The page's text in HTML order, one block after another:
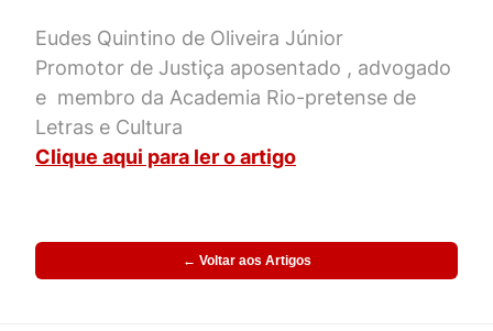
Eudes Quintino de Oliveira Júnior
Promotor de Justiça aposentado , advogado
e membro da Academia Rio-pretense de
Letras e Cultura
Clique aqui para ler o artigo
← Voltar aos Artigos